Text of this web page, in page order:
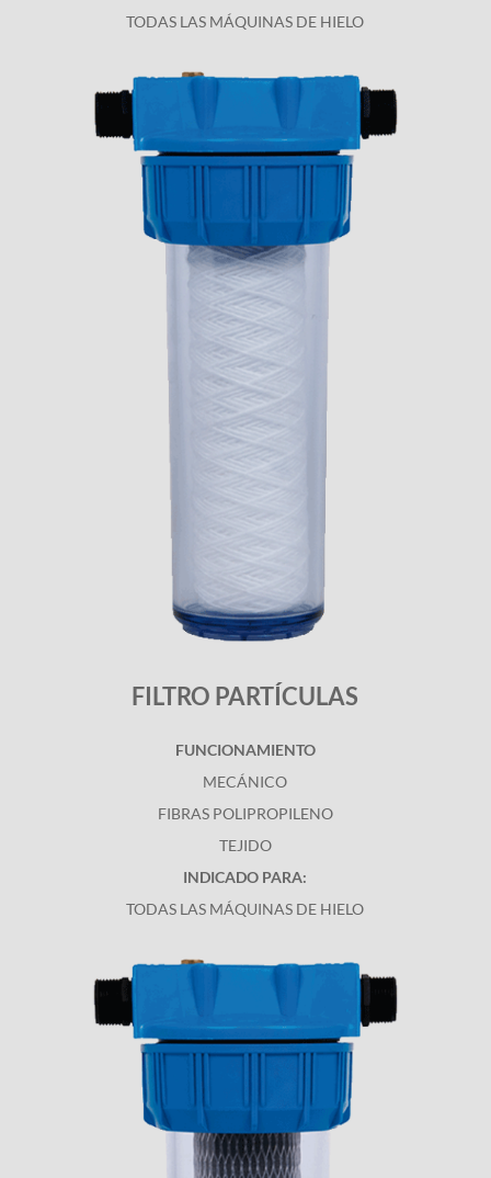
TODAS LAS MÁQUINAS DE HIELO
FILTRO PARTÍCULAS
FUNCIONAMIENTO
MECÁNICO
FIBRAS POLIPROPILENO
TEJIDO
INDICADO PARA:
TODAS LAS MÁQUINAS DE HIELO